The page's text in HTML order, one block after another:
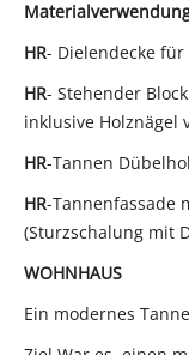
HR- Dielendecke
HR- Stehender
inklusive Holznägel
HR-Tannen
HR-Tannenfassade
(Sturzschalung mit
WOHNHAUS
Ein modernes